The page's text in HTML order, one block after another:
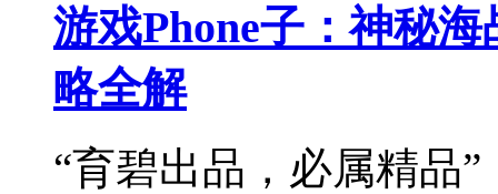
游戏Phone子：神秘
略全解
“育碧出品，必属精品